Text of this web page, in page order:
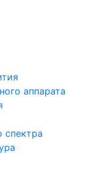
аппарата
спектра